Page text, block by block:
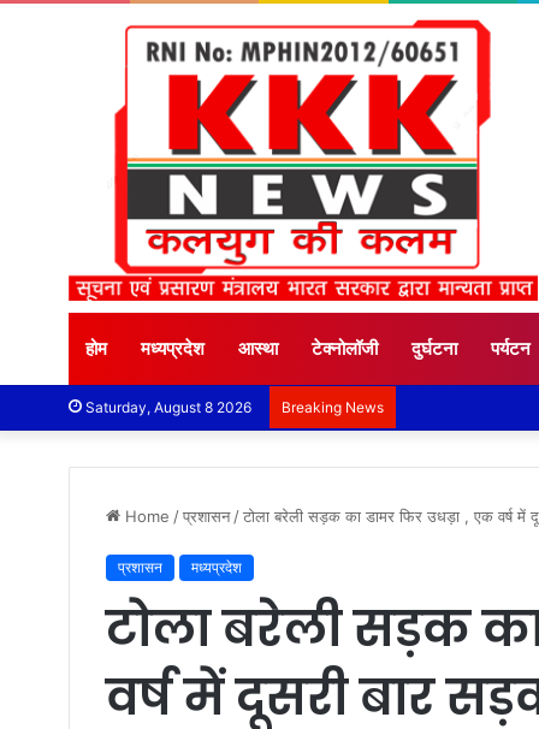
होम मध्यप्रदेश आस्था टेक्नोलॉजी दुर्घटना पर्यटन
Saturday, August 8 2026 Breaking News
Home /प्रशासन /टोला बरेली सड़क का डामर फिर उधड़ा , एक वर्ष में
प्रशासन मध्यप्रदेश
टोला बरेली सड़क
वर्ष में दूसरी बार